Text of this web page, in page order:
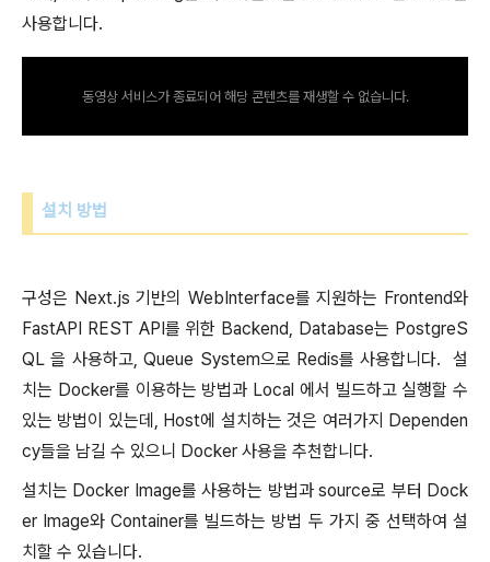
사용합니다.
동영상 서비스가 종료되어 해당 콘텐츠를 재생할 수 없습니다.
설치 방법
구성은 Next.js 기반의 WebInterface를 지원하는 Frontend와
FastAPI REST API를 위한 Backend, Database는 PostgreS
QL 을 사용하고, Queue System으로 Redis를 사용합니다. 설
치는 Docker를 이용하는 방법과 Local 에서 빌드하고 실행할 수
있는 방법이 있는데, Host에 설치하는 것은 여러가지 Dependen
cy들을 남길 수 있으니 Docker 사용을 추천합니다.
설치는 Docker Image를 사용하는 방법과 source로 부터 Dock
er Image와 Container를 빌드하는 방법 두 가지 중 선택하여 설
치할 수 있습니다.